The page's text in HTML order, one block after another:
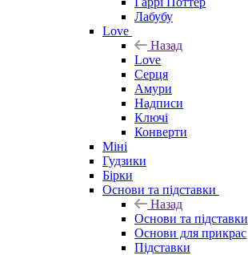
Лабубу
Love
Назад
Love
Серця
Амури
Надписи
Ключі
Конверти
Міні
Гудзики
Бірки
Основи та підставки
Назад
Основи та підставки
Основи для прикрас
Підставки